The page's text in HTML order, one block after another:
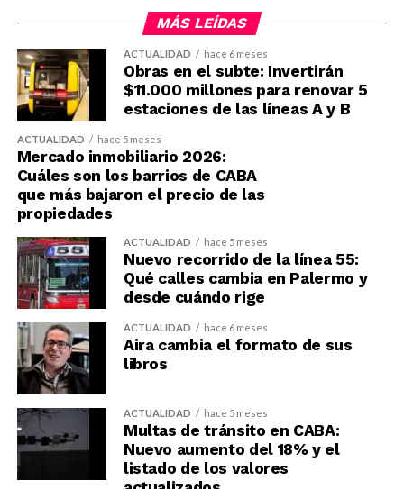
MÁS LEÍDAS
ACTUALIDAD hace 6 meses
Obras en el subte: Invertirán
$11.000 millones para renovar 5
estaciones de las líneas A y B
ACTUALIDAD hace 5 meses
Mercado inmobiliario 2026:
Cuáles son los barrios de CABA
que más bajaron el precio de las
propiedades
ACTUALIDAD hace 5 meses
Nuevo recorrido de la línea 55:
Qué calles cambia en Palermo y
desde cuándo rige
ACTUALIDAD hace 6 meses
Aira cambia el formato de sus
libros
ACTUALIDAD hace 5 meses
Multas de tránsito en CABA:
Nuevo aumento del 18% y el
listado de los valores